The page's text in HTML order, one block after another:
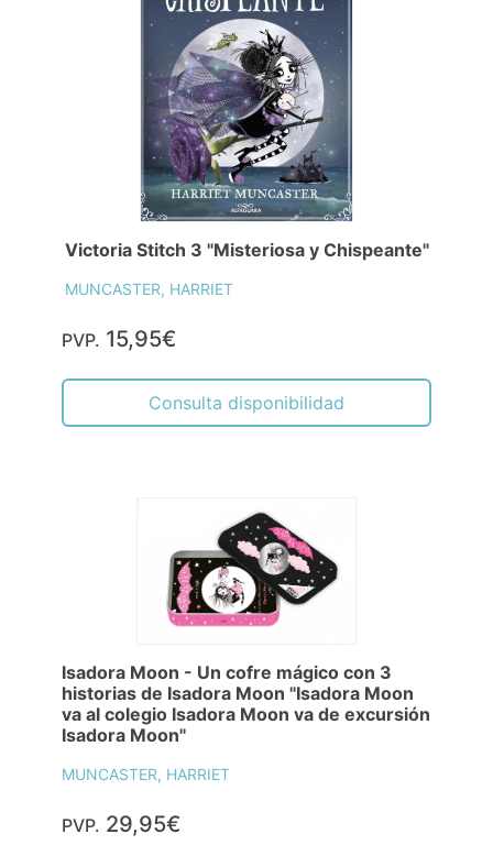
Victoria Stitch 3 "Misteriosa y Chispeante"
MUNCASTER, HARRIET
PVP. 15,95€
Consulta disponibilidad
Isadora Moon - Un cofre mágico con 3
historias de Isadora Moon "Isadora Moon
va al colegio Isadora Moon va de excursión
Isadora Moon"
MUNCASTER, HARRIET
PVP. 29,95€